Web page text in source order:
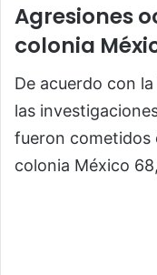
Agresiones
colonia
De acuerdo con
las
fueron cometidos
colonia México